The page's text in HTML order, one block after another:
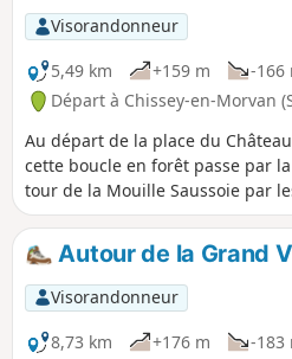
Visorandonneur
5,49 km
+159 m -166
Départ à Chissey-en-Morvan
Au départ de la place du
cette boucle en forêt passe par
tour de la Mouille Saussoie par
retour par le Larrey.
Autour de la Grand
Visorandonneur
8,73 km
+176 m
-183